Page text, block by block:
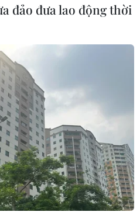
góp phần viết nên
Báo chí
chí cách mạng, TTXVN là
kích, đóng vai trò then
đảo đưa lao động thời